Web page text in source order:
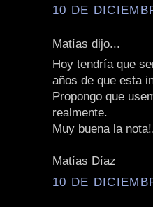
10 DE
Matías dijo...
Hoy tendría que
años de que esta
Propongo que
realmente.
Muy buena la
Matías Díaz
10 DE